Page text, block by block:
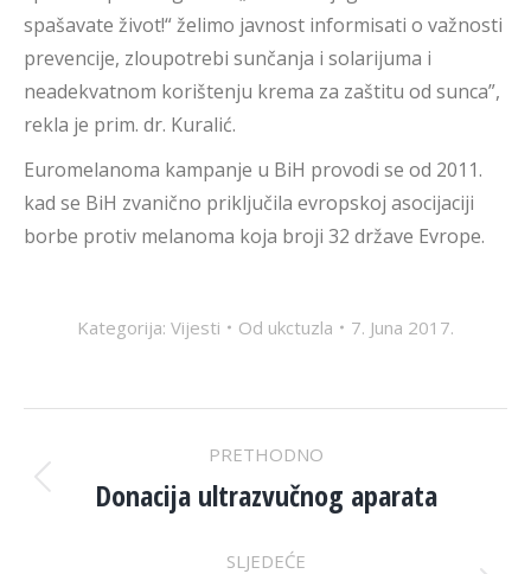
spašavate život!“ želimo javnost informisati o važnosti
prevencije, zloupotrebi sunčanja i solarijuma i
neadekvatnom korištenju krema za zaštitu od sunca”,
rekla je prim. dr. Kuralić.
Euromelanoma kampanje u BiH provodi se od 2011.
kad se BiH zvanično priključila evropskoj asocijaciji
borbe protiv melanoma koja broji 32 države Evrope.
Kategorija: Vijesti Od ukctuzla 7. Juna 2017.
POST
NAVIGATION
PRETHODNO
Previous
Donacija ultrazvučnog aparata
SLJEDEĆE